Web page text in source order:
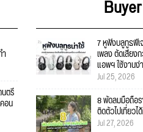
ตรี
อน
7 หูฟังบลูทูธฟีเ
เพลง ตัดเสียง
แอพฯ ใช้งานง่
Jul 25, 2026
8 พัดลมมือถือ
ติดตัวไปเที่ยว
Jul 27, 2026